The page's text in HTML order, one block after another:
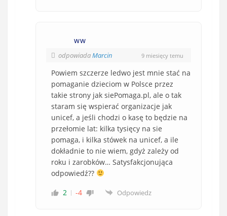
ww
odpowiadaMarcin 9 miesięcy temu
Powiem szczerze ledwo jest mnie stać na
pomaganie dzieciom w Polsce przez
takie strony jak siePomaga.pl, ale o tak
staram się wspierać organizacje jak
unicef, a jeśli chodzi o kasę to będzie na
przełomie lat: kilka tysięcy na sie
pomaga, i kilka stówek na unicef, a ile
dokładnie to nie wiem, gdyż zależy od
roku i zarobków… Satysfakcjonująca
odpowiedź??
2
-4 Odpowiedz